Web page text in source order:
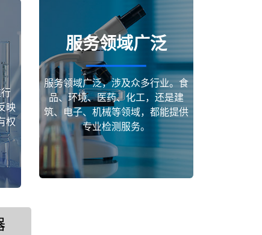
映
权
服务领域广泛
服务领域广泛，涉及众多行业。食
品、环境、医药、化工，还是建
筑、电子、机械等领域，都能提供
专业检测服务。